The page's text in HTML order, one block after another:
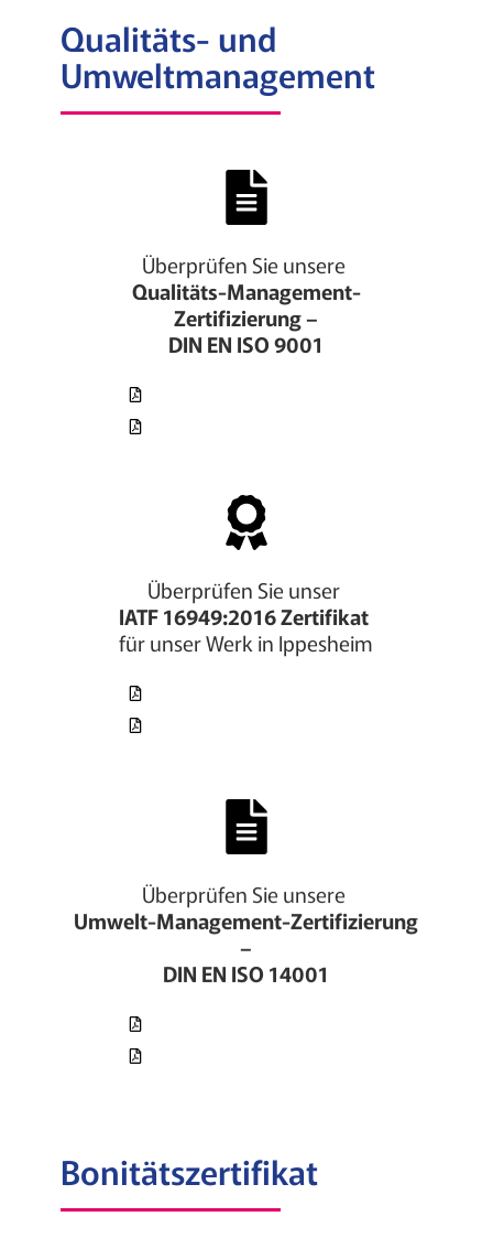
Qualitäts- und
Umweltmanagement
Überprüfen Sie unsere
Qualitäts-Management-
Zertifizierung –
DIN EN ISO 9001
Überprüfen Sie unser
IATF 16949:2016 Zertifikat
für unser Werk in Ippesheim
Überprüfen Sie unsere
Umwelt-Management-Zertifizierung
–
DIN EN ISO 14001
Bonitätszertifikat